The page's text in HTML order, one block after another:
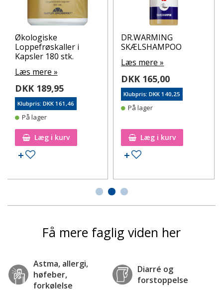
Økologiske
Loppefrøskaller i
Kapsler 180 stk.
Læs mere »
DKK 189,95
Klubpris: DKK 161,46
På lager
Læg i kurv
Tilføj til ønskeseddel
DR.WARMING
SKÆLSHAMPOO
Læs mere »
DKK 165,00
Klubpris: DKK 140,25
På lager
Læg i kurv
Tilføj til ønskeseddel
Få mere faglig viden her
Astma, allergi,
høfeber,
forkølelse
Diarré og
forstoppelse